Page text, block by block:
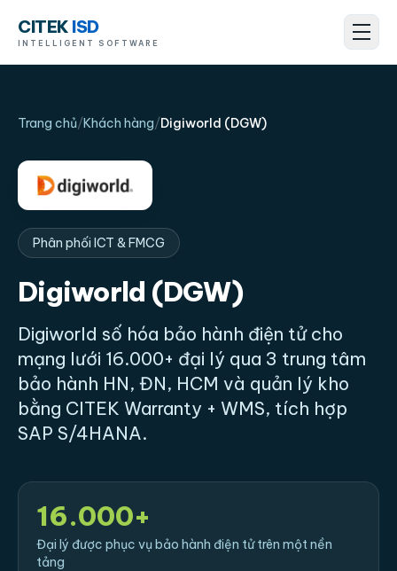
CITEK ISD
INTELLIGENT SOFTWARE Menu
Trang chủ/Khách hàng/Digiworld (DGW)
Phân phối ICT & FMCG
Digiworld (DGW)
Digiworld số hóa bảo hành điện tử cho
mạng lưới 16.000+ đại lý qua 3 trung tâm
bảo hành HN, ĐN, HCM và quản lý kho
bằng CITEK Warranty + WMS, tích hợp
SAP S/4HANA.
16.000+
Đại lý được phục vụ bảo hành điện tử trên một nền
tảng